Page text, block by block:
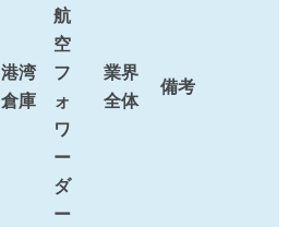
港湾
倉庫
航
空
フ
ォ
ワ
ー
ダ
ー
業界
全体
備考